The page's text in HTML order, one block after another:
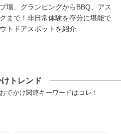
場、グランピングからBBQ、アス
まで！非日常体験を存分に堪能で
トドアスポットを紹介
トレンド
でかけ関連キーワードはコレ！